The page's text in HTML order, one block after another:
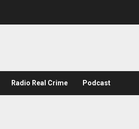
Radio Real Crime Podcast